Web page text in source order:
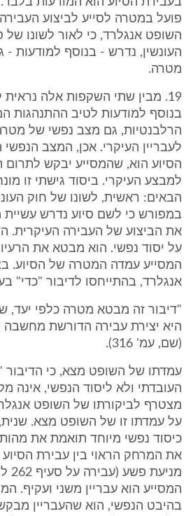
פועל במטרה לסייע לביצוע
העונשין, נדרש - בנוסף למודעות
מטרה.
19. מבין שתי השקפות אלה
בנוסף למודעות לטיב ההתנהגות
הרלבנטיות, גם מצב נפשי של
לעבריין העיקרי. אכן, המצב
הסיוע הוא, שהמסייע יבקש לתרום
למבצע העיקרי. ביסוד גישתי זו
הבאים: ראשית, לשונו של חוק
במפורש כי לשם סיוע נדרש
את הביצוע של העבירה העיקרית.
על יסוד נפשי. הוא מבטא את
המסייע עמדה המטרה של הסיוע.
אנגלרד, בהתייחסו לדיבור "כדי"
"דיבור זה מבטא מטרה כלפי יעד,
היא יצירת עבירה הדורשת
(שם, עמ' 316).
עמדתו של השופט מצא, כי הדיבור
העובדתי ולא ליסוד הנפשי, אינה
מצטרף לביקורתו של השופט
על עמדתו זו של השופט מצא.
כיסוד נפשי מיוחד תואמת את
את המרחק הראוי בין עבירת
המסייע הוא עבריין משני ועקיף.
בהיבט הנפשי, הוא שהעבריין